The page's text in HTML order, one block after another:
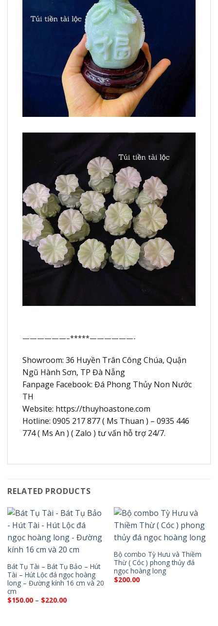
——————–*****——————-
Showroom: 36 Huyền Trân Công Chúa, Quận
Ngũ Hành Sơn, TP Đà Nẵng
Fanpage Facebook: Đá Phong Thủy Non Nước
TH
Website: https://thuyhoastone.com
Hotline: 0905 217 877 ( Ms Thuan ) – 0935 446
774 ( Ms An ) ( Zalo ) tư vấn hỗ trợ 24/7.
RELATED PRODUCTS
Bát Tụ Tài – Bát Tụ Bảo – Hút
Tài – Hút Lộc đá ngọc hoàng
long – Đường kính 16 cm và 20
cm
$150.00 – $220.00Price
range:
Bộ combo Tỳ Hưu và Thiềm
Thừ ( Cóc ) phong thủy đá
ngọc hoàng long
$200.00